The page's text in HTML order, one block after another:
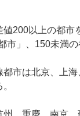
200以上の都市
市」、150未満
市は北京、上
、重慶、南京